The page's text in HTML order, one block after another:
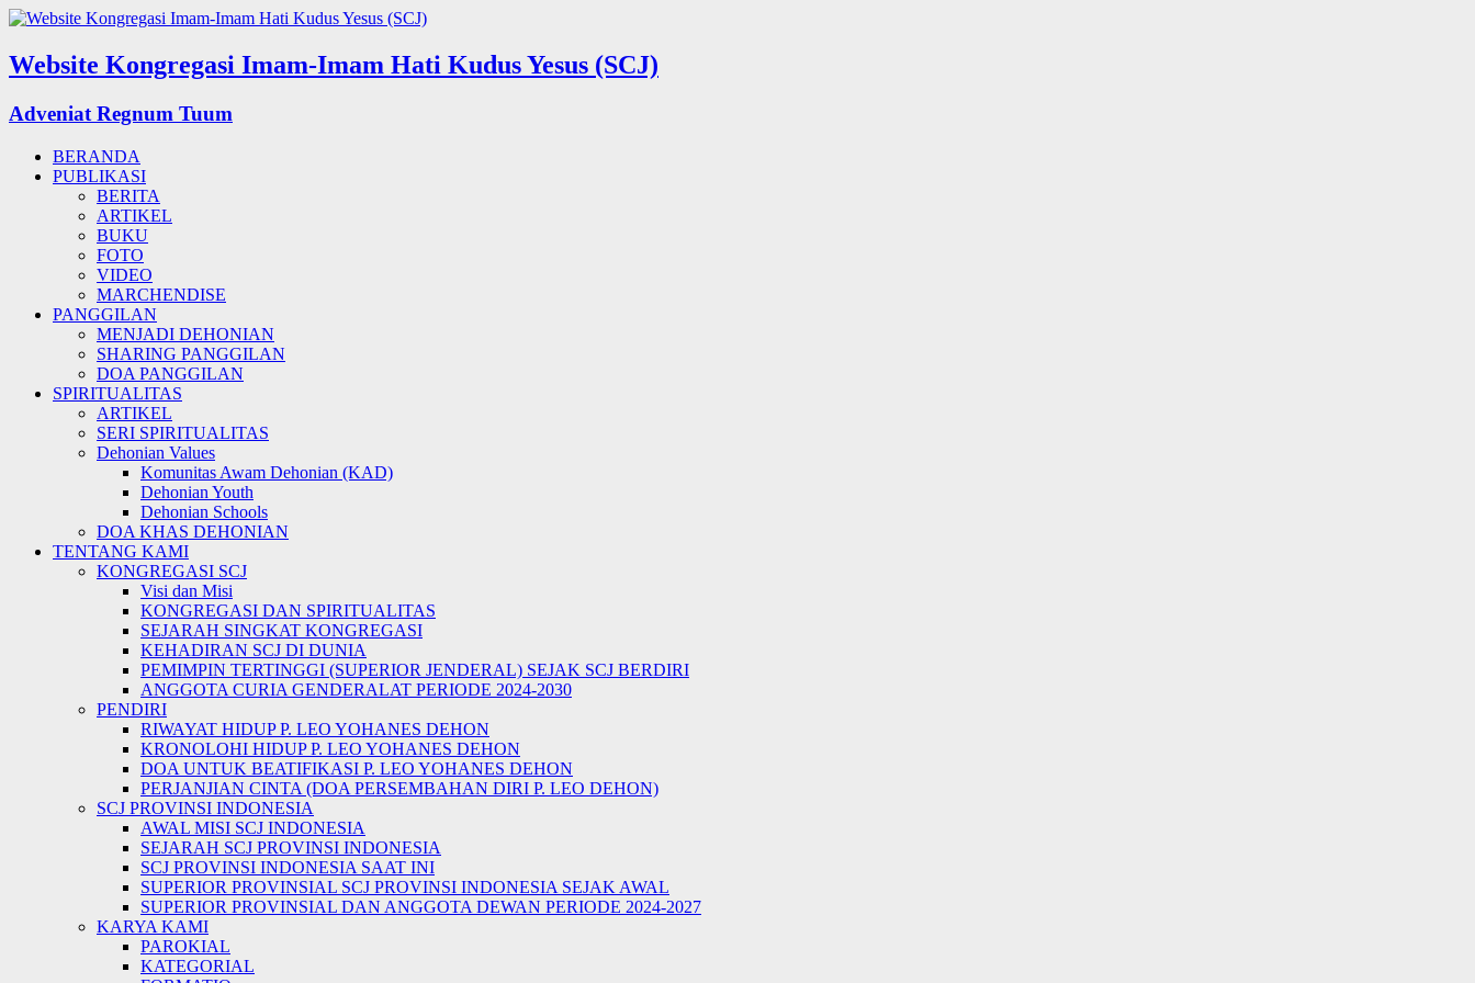
Website Kongregasi Imam-Imam Hati Kudus Yesus (SCJ)
Adveniat Regnum Tuum
BERANDA
PUBLIKASI
BERITA
ARTIKEL
BUKU
FOTO
VIDEO
MARCHENDISE
PANGGILAN
MENJADI DEHONIAN
SHARING PANGGILAN
DOA PANGGILAN
SPIRITUALITAS
ARTIKEL
SERI SPIRITUALITAS
Dehonian Values
Komunitas Awam Dehonian (KAD)
Dehonian Youth
Dehonian Schools
DOA KHAS DEHONIAN
TENTANG KAMI
KONGREGASI SCJ
Visi dan Misi
KONGREGASI DAN SPIRITUALITAS
SEJARAH SINGKAT KONGREGASI
KEHADIRAN SCJ DI DUNIA
PEMIMPIN TERTINGGI (SUPERIOR JENDERAL) SEJAK SCJ BERDIRI
ANGGOTA CURIA GENDERALAT PERIODE 2024-2030
PENDIRI
RIWAYAT HIDUP P. LEO YOHANES DEHON
KRONOLOHI HIDUP P. LEO YOHANES DEHON
DOA UNTUK BEATIFIKASI P. LEO YOHANES DEHON
PERJANJIAN CINTA (DOA PERSEMBAHAN DIRI P. LEO DEHON)
SCJ PROVINSI INDONESIA
AWAL MISI SCJ INDONESIA
SEJARAH SCJ PROVINSI INDONESIA
SCJ PROVINSI INDONESIA SAAT INI
SUPERIOR PROVINSIAL SCJ PROVINSI INDONESIA SEJAK AWAL
SUPERIOR PROVINSIAL DAN ANGGOTA DEWAN PERIODE 2024-2027
KARYA KAMI
PAROKIAL
KATEGORIAL